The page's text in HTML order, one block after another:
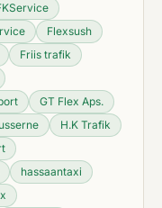
Flexsush
Friis trafik
GT Flex Aps.
H.K Trafik
hassaantaxi